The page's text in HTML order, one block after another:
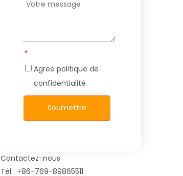
*
Agree politique de
confidentialité
Soumettre
Contactez-nous
Tél : +86-769-89865511